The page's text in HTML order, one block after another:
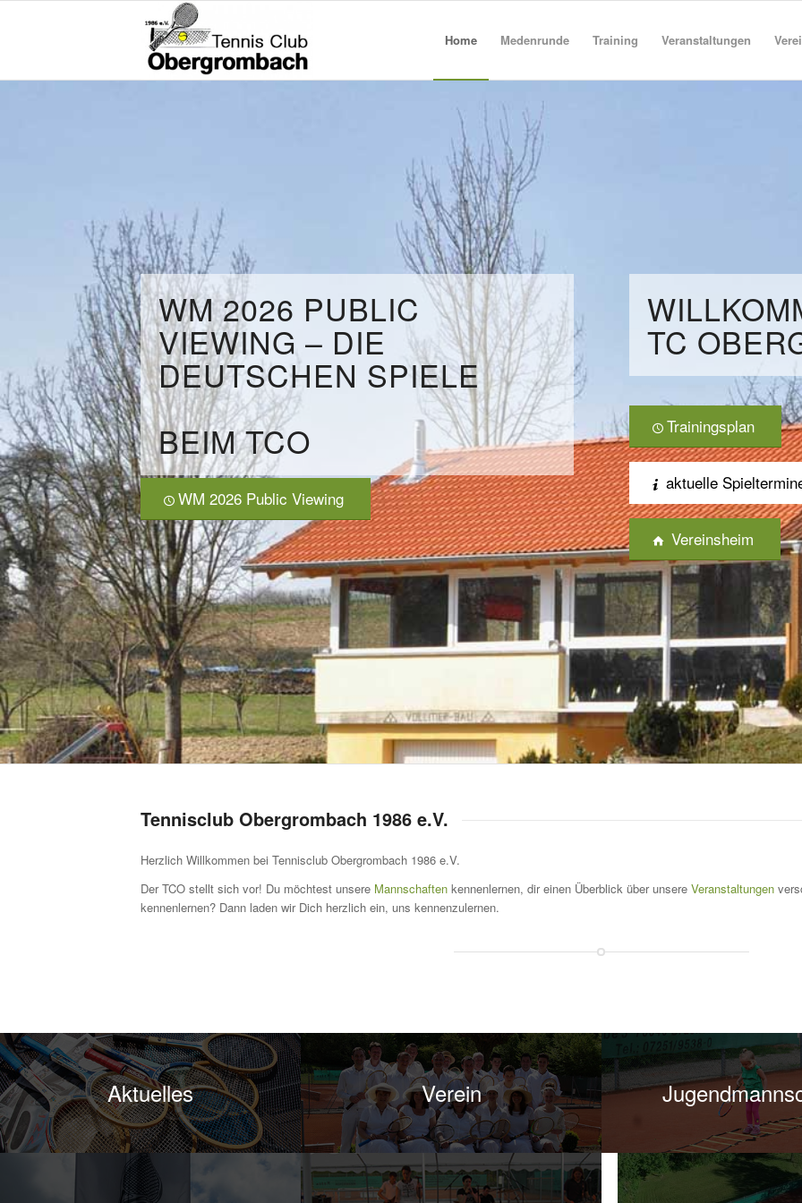
Home Medenrunde Training Veranstaltungen
WM 2026 PUBLIC
VIEWING – DIE
DEUTSCHEN SPIELE
BEIM TCO
WM 2026 Public Viewing
TC
Trainingsplan
aktuelle
Vereinsheim
Tennisclub Obergrombach 1986 e.V.
Herzlich Willkommen bei Tennisclub Obergrombach 1986 e.V.
Der TCO stellt sich vor! Du möchtest unsere Mannschaften kennenlernen, dir einen Überblick über unsere Veranstaltungen
kennenlernen? Dann laden wir Dich herzlich ein, uns kennenzulernen.
Aktuelles Verein